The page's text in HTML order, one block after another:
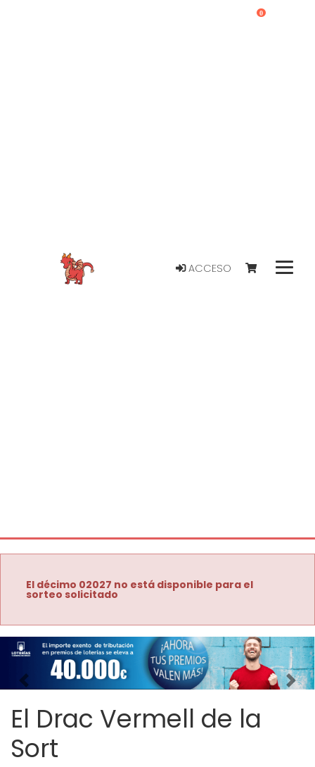
ACCESO
0
El décimo 02027 no está disponible para el
sorteo solicitado
Imagen anterior
El Drac Vermell de la
Sort